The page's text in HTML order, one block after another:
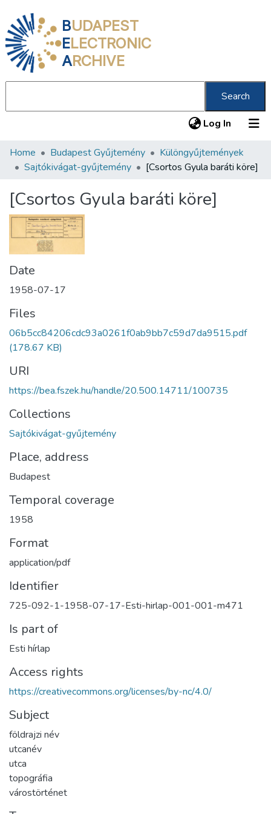
BUDAPEST
ELECTRONIC
ARCHIVE
Search
Log In (current)
Communities & Collections
Statistics
About us
Home Budapest Gyűjtemény
Különgyűjtemények
Sajtókivágat-gyűjtemény
[Csortos Gyula baráti köre]
[Csortos Gyula baráti köre]
Date
1958-07-17
Files
06b5cc84206cdc93a0261f0ab9bb7c59d7da9515.pdf
(178.67 KB)
URI
https://bea.fszek.hu/handle/20.500.14711/100735
Collections
Sajtókivágat-gyűjtemény
Place, address
Budapest
Temporal coverage
1958
Format
application/pdf
Identifier
725-092-1-1958-07-17-Esti-hirlap-001-001-m471
Is part of
Esti hírlap
Access rights
https://creativecommons.org/licenses/by-nc/4.0/
Subject
földrajzi név
utcanév
utca
topográfia
várostörténet